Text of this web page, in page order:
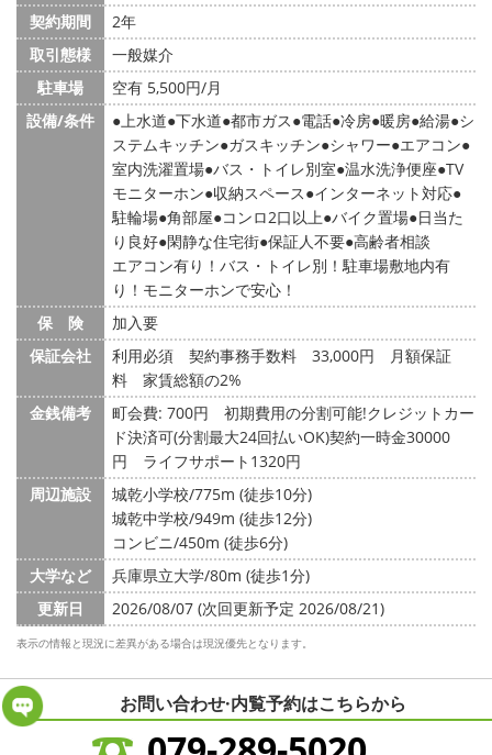
契約期間
2年
取引態様
一般媒介
駐車場
空有 5,500円/月
設備/条件
上水道 下水道 都市ガス 電話 冷房 暖房 給湯 シ
ステムキッチン ガスキッチン シャワー エアコン
室内洗濯置場 バス・トイレ別室 温水洗浄便座 TV
モニターホン 収納スペース インターネット対応
駐輪場 角部屋 コンロ2口以上 バイク置場 日当た
り良好 閑静な住宅街 保証人不要 高齢者相談
エアコン有り！バス・トイレ別！駐車場敷地内有
り！モニターホンで安心！
保 険
加入要
保証会社
利用必須 契約事務手数料 33,000円 月額保証
料 家賃総額の2%
金銭備考
町会費: 700円
初期費用の分割可能!クレジットカー
ド決済可(分割最大24回払いOK)契約一時金30000
円 ライフサポート1320円
周辺施設
城乾小学校/775m (徒歩10分)
城乾中学校/949m (徒歩12分)
コンビニ/450m (徒歩6分)
大学など
兵庫県立大学/80m (徒歩1分)
更新日
2026/08/07 (次回更新予定 2026/08/21)
表示の情報と現況に差異がある場合は現況優先となります。
お問い合わせ·内覧予約はこちらから